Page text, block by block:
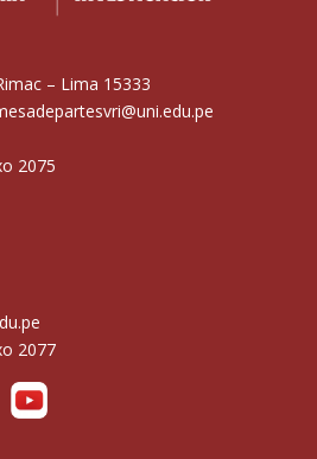
– Lima 15333
2075
2077